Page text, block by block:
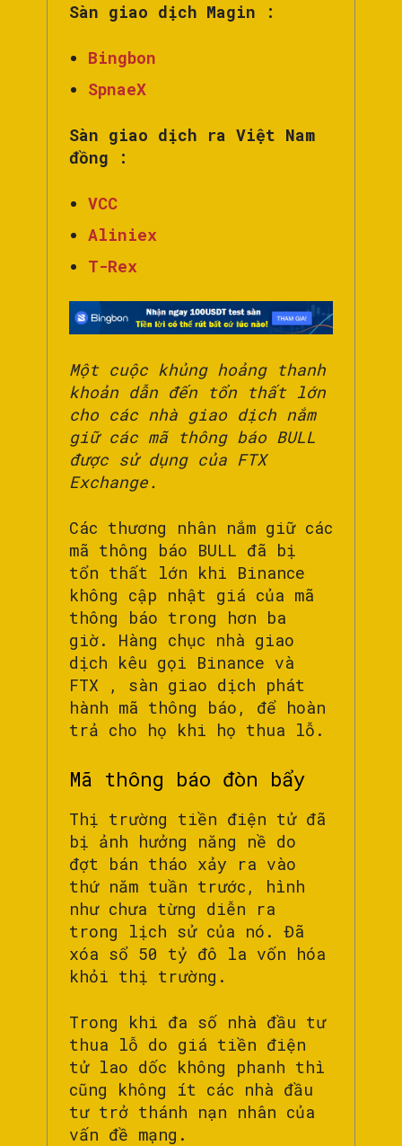
Sàn giao dịch Magin :
Bingbon
SpnaeX
Sàn giao dịch ra Việt Nam
đồng :
VCC
Aliniex
T-Rex
Một cuộc khủng hoảng thanh
khoản dẫn đến tổn thất lớn
cho các nhà giao dịch nắm
giữ các mã thông báo BULL
được sử dụng của FTX
Exchange.
Các thương nhân nắm giữ các
mã thông báo BULL đã bị
tổn thất lớn khi Binance
không cập nhật giá của mã
thông báo trong hơn ba
giờ. Hàng chục nhà giao
dịch kêu gọi Binance và
FTX , sàn giao dịch phát
hành mã thông báo, để hoàn
trả cho họ khi họ thua lỗ.
Mã thông báo đòn bẩy
Thị trường tiền điện tử đã
bị ảnh hưởng năng nề do
đợt bán tháo xảy ra vào
thứ năm tuần trước, hình
như chưa từng diễn ra
trong lịch sử của nó. Đã
xóa sổ 50 tỷ đô la vốn hóa
khỏi thị trường.
Trong khi đa số nhà đầu tư
thua lỗ do giá tiền điện
tử lao dốc không phanh thì
cũng không ít các nhà đầu
tư trở thánh nạn nhân của
vấn đề mạng.